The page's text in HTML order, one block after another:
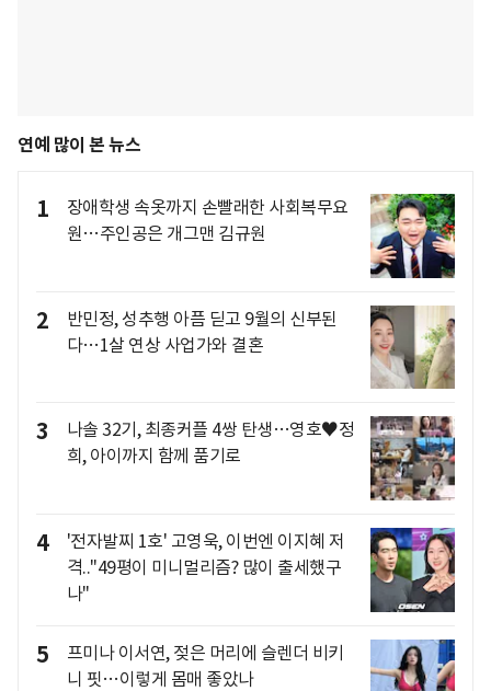
연예 많이 본 뉴스
1
장애학생 속옷까지 손빨래한 사회복무요
원…주인공은 개그맨 김규원
2
반민정, 성추행 아픔 딛고 9월의 신부된
다…1살 연상 사업가와 결혼
3
나솔 32기, 최종커플 4쌍 탄생…영호♥정
희, 아이까지 함께 품기로
4
'전자발찌 1호' 고영욱, 이번엔 이지혜 저
격.."49평이 미니멀리즘? 많이 출세했구
나"
5
프미나 이서연, 젖은 머리에 슬렌더 비키
니 핏…이렇게 몸매 좋았나